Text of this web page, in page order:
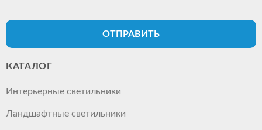
ОТПРАВИТЬ
КАТАЛОГ
Интерьерные светильники
Ландшафтные светильники